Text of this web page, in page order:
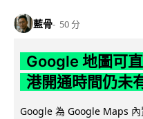
藍骨 50 分
Google 地圖可
港開通時間仍未
Google 為 Google Maps